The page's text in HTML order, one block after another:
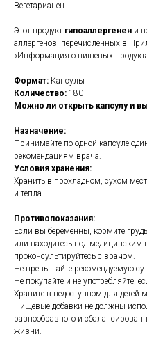
Вегетарианец
Этот продукт гипоаллергенен и
аллергенов, перечисленных в
«Информация о пищевых
Формат: Капсулы
Количество: 180
Можно ли открыть капсулу и
Назначение:
Принимайте по одной капсуле
рекомендациям врача.
Условия хранения:
Хранить в прохладном, сухом
и тепла
Противопоказания:
Если вы беременны, кормите
или находитесь под
проконсультируйтесь с врачом.
Не превышайте рекомендуемую
Не покупайте и не употребляйте,
Храните в недоступном для детей
Пищевые добавки не должны
разнообразного и
жизни.